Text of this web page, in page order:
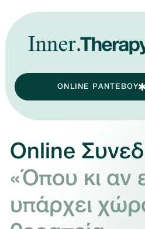
ONLINE ΡΑΝΤΕΒΟΥ
Online
«Όπου κι αν
υπάρχει